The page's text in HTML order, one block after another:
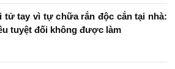
tử tay vì tự chữa rắn độc cắn tại nhà:
tuyệt đối không được làm